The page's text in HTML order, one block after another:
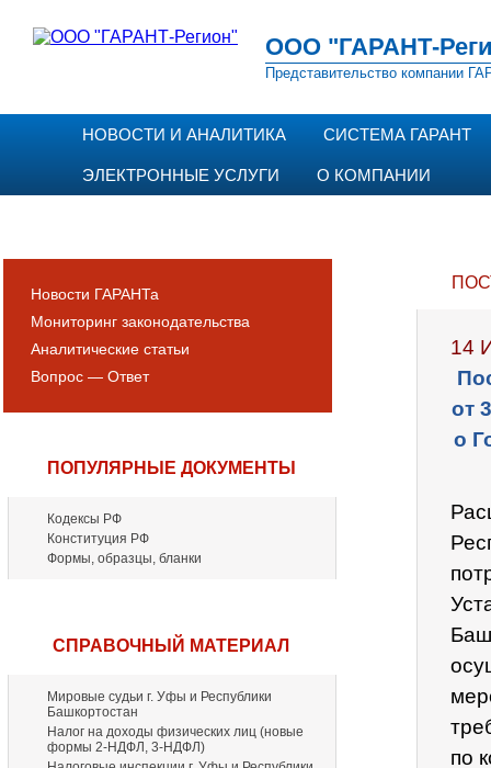
ООО "ГАРАНТ-
Представительство компании
НОВОСТИ И АНАЛИТИКА СИСТЕМА ГАРАНТ
ЭЛЕКТРОННЫЕ УСЛУГИ О КОМПАНИИ
Новости ГАРАНТа
Мониторинг законодательства
Аналитические статьи
Вопрос — Ответ
ПОПУЛЯРНЫЕ ДОКУМЕНТЫ
Кодексы РФ
Конституция РФ
Формы, образцы, бланки
СПРАВОЧНЫЙ МАТЕРИАЛ
Мировые судьи г. Уфы и Республики
Башкортостан
Налог на доходы физических лиц (новые
формы 2-НДФЛ, 3-НДФЛ)
14
от
о
по